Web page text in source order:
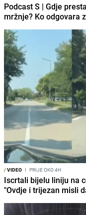
Podcast S | Gdje
mržnje? Ko odgovara
/VIDEO I PRIJE OKO 4H
Iscrtali bijelu liniju na
"Ovdje i trijezan misli